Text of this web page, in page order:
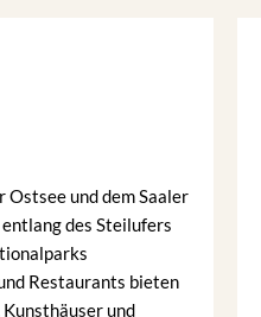
und dem Saaler
des Steilufers
Restaurants bieten
und